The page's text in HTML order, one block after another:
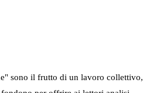
sono il frutto di un lavoro collettivo,